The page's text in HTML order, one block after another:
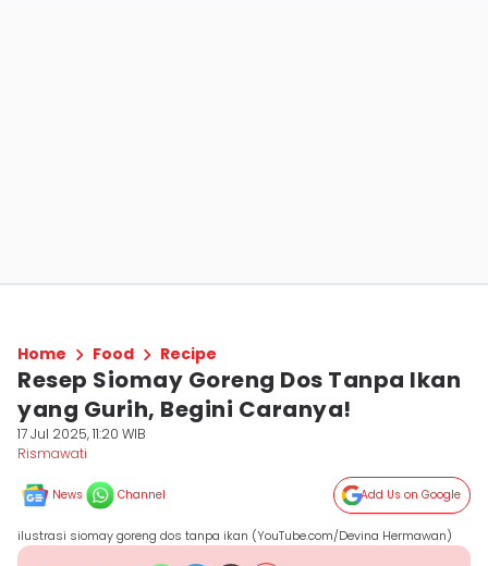
Home Food Recipe
Resep Siomay Goreng Dos Tanpa Ikan
yang Gurih, Begini Caranya!
17 Jul 2025, 11:20 WIB
Rismawati
News Channel Add Us on Google
ilustrasi siomay goreng dos tanpa ikan (YouTube.com/Devina Hermawan)